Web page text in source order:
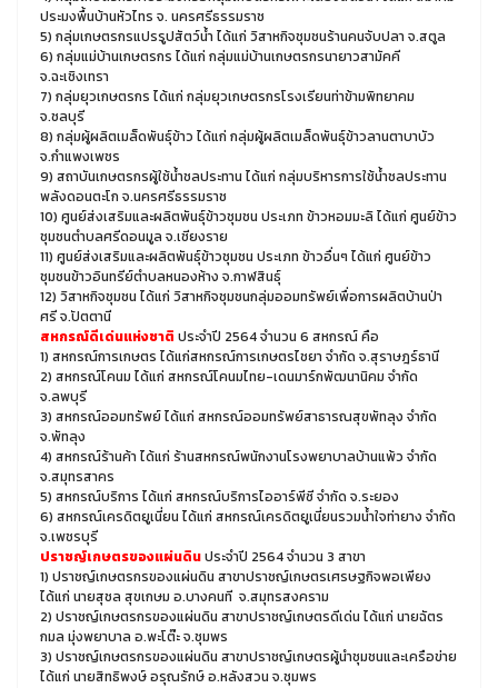
ประมงพื้นบ้านหัวไทร จ. นครศรีธรรมราช
5) กลุ่มเกษตรกรแปรรูปสัตว์น้ำ ได้แก่ วิสาหกิจชุมชนร้านคนจับปลา จ.สตูล
6) กลุ่มแม่บ้านเกษตรกร ได้แก่ กลุ่มแม่บ้านเกษตรกรนายาวสามัคคี
จ.ฉะเชิงเทรา
7) กลุ่มยุวเกษตรกร ได้แก่ กลุ่มยุวเกษตรกรโรงเรียนท่าข้ามพิทยาคม
จ.ชลบุรี
8) กลุ่มผู้ผลิตเมล็ดพันธุ์ข้าว ได้แก่ กลุ่มผู้ผลิตเมล็ดพันธุ์ข้าวลานตาบาบัว
จ.กําแพงเพชร
9) สถาบันเกษตรกรผู้ใช้น้ำชลประทาน ได้แก่ กลุ่มบริหารการใช้น้ำชลประทาน
พลังดอนตะโก จ.นครศรีธรรมราช
10) ศูนย์ส่งเสริมและผลิตพันธุ์ข้าวชุมชน ประเภท ข้าวหอมมะลิ ได้แก่ ศูนย์ข้าว
ชุมชนตำบลศรีดอนมูล จ.เชียงราย
11) ศูนย์ส่งเสริมและผลิตพันธุ์ข้าวชุมชน ประเภท ข้าวอื่นๆ ได้แก่ ศูนย์ข้าว
ชุมชนข้าวอินทรีย์ตำบลหนองห้าง จ.กาฬสินธุ์
12) วิสาหกิจชุมชน ได้แก่ วิสาหกิจชุมชนกลุ่มออมทรัพย์เพื่อการผลิตบ้านป่า
ศรี จ.ปัตตานี
สหกรณ์ดีเด่นแห่งชาติ ประจำปี 2564 จำนวน 6 สหกรณ์ คือ
1) สหกรณ์การเกษตร ได้แก่สหกรณ์การเกษตรไชยา จํากัด จ.สุราษฎร์ธานี
2) สหกรณ์โคนม ได้แก่ สหกรณ์โคนมไทย-เดนมาร์กพัฒนานิคม จํากัด
จ.ลพบุรี
3) สหกรณ์ออมทรัพย์ ได้แก่ สหกรณ์ออมทรัพย์สาธารณสุขพัทลุง จํากัด
จ.พัทลุง
4) สหกรณ์ร้านค้า ได้แก่ ร้านสหกรณ์พนักงานโรงพยาบาลบ้านแพ้ว จํากัด
จ.สมุทรสาคร
5) สหกรณ์บริการ ได้แก่ สหกรณ์บริการไออาร์พีซี จำกัด จ.ระยอง
6) สหกรณ์เครดิตยูเนี่ยน ได้แก่ สหกรณ์เครดิตยูเนี่ยนรวมน้ำใจท่ายาง จํากัด
จ.เพชรบุรี
ปราชญ์เกษตรของแผ่นดินประจำปี 2564 จำนวน 3 สาขา
1) ปราชญ์เกษตรกรของแผ่นดิน สาขาปราชญ์เกษตรเศรษฐกิจพอเพียง
ได้แก่ นายสุชล สุขเกษม อ.บางคนที จ.สมุทรสงคราม
2) ปราชญ์เกษตรกรของแผ่นดิน สาขาปราชญ์เกษตรดีเด่น ได้แก่ นายฉัตร
กมล มุ่งพยาบาล อ.พะโต๊ะ จ.ชุมพร
3) ปราชญ์เกษตรกรของแผ่นดิน สาขาปราชญ์เกษตรผู้นำชุมชนและเครือข่าย
ได้แก่ นายสิทธิพงษ์ อรุณรักษ์ อ.หลังสวน จ.ชุมพร